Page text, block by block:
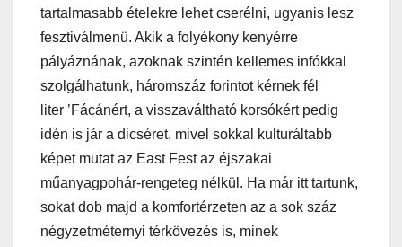
tartalmasabb ételekre lehet cserélni, ugyanis lesz
fesztiválmenü. Akik a folyékony kenyérre
pályáznának, azoknak szintén kellemes infókkal
szolgálhatunk, háromszáz forintot kérnek fél
liter ’Fácánért, a visszaváltható korsókért pedig
idén is jár a dicséret, mivel sokkal kulturáltabb
képet mutat az East Fest az éjszakai
műanyagpohár-rengeteg nélkül. Ha már itt tartunk,
sokat dob majd a komfortérzeten az a sok száz
négyzetméternyi térkövezés is, minek